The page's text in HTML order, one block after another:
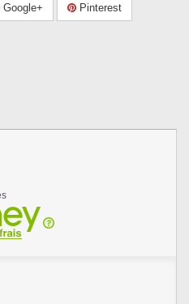
Google+ Pinterest